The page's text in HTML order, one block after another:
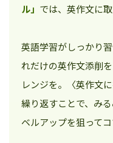
ル」 では、英作文に取
英語学習がしっかり
れだけの英作文添削
レンジを。〈英作文
繰り返すことで、み
ベルアップを狙って